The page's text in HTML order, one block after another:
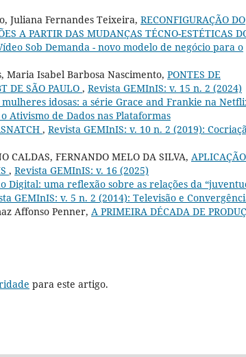
Juliana Fernandes Teixeira, RECONFIGURAÇÃO DO
A PARTIR DAS MUDANÇAS TÉCNO-ESTÉTICAS
Sob Demanda - novo modelo de negócio para o
Maria Isabel Barbosa Nascimento, PONTES DE
DE SÃO PAULO , Revista GEMInIS: v. 15 n. 2 (2024)
idosas: a série Grace and Frankie na
Ativismo de Dados nas Plataformas
, Revista GEMInIS: v. 10 n. 2 (2019):
CALDAS, FERNANDO MELO DA SILVA, APLICAÇÃO
, Revista GEMInIS: v. 16 (2025)
Digital: uma reflexão sobre as relações da
GEMInIS: v. 5 n. 2 (2014): Televisão e
Affonso Penner, A PRIMEIRA DÉCADA DE
para este artigo.